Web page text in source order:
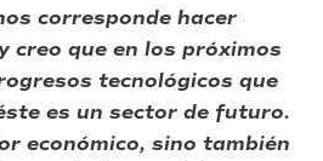
corresponde hacer
creo que en los próximos
tecnológicos que
es un sector de futuro.
económico, sino también